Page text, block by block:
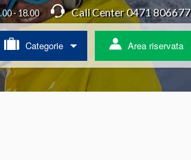
- 18.00 Call Center 0471 806677
Categorie Area riservata